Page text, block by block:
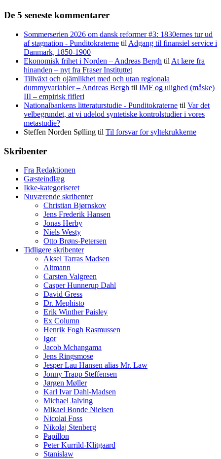
De 5 seneste kommentarer
Sommerserien 2026 om dansk reformer #3: 1830ernes tur ud
af stagnation - Punditokraterne til Adgang til finansiel service i
Danmark, 1850-1900
Ekonomisk frihet i Norden – Andreas Bergh til At lære fra
hinanden – nyt fra Fraser Instituttet
Tillväxt och ojämlikhet med och utan regionala
dummyvariabler – Andreas Bergh til IMF og ulighed (måske)
III – empirisk fifleri
Nationalbankens litteraturstudie - Punditokraterne til Var det
velbegrundet, at vi udelod syntetiske kontrolstudier i vores
metastudie?
Steffen Norden Sølling til Til forsvar for syltekrukkerne
Skribenter
Fra Redaktionen
Gæsteindlæg
Ikke-kategoriseret
Nuværende skribenter
Christian Bjørnskov
Jens Frederik Hansen
Jonas Herby
Niels Westy
Otto Brøns-Petersen
Tidligere skribenter
Aksel Tarras Madsen
Altmann
Carsten Valgreen
Casper Hunnerup Dahl
David Gress
Dr. Mephisto
Erik Winther Paisley
Ex Column
Henrik Fogh Rasmussen
Igor
Jacob Mchangama
Jens Ringsmose
Jesper Lau Hansen alias Mr. Law
Jonny Trapp Steffensen
Jørgen Møller
Karl Ivar Dahl-Madsen
Michael Jalving
Mikael Bonde Nielsen
Nicolai Foss
Nikolaj Stenberg
Papillon
Peter Kurrild-Klitgaard
Stanislaw